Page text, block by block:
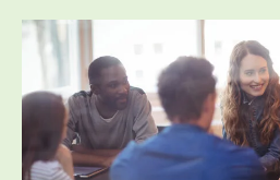
ideale Voraussetzungen
Lernkurve und Ihre
Weiterentwicklung in
Unternehmen schafft.